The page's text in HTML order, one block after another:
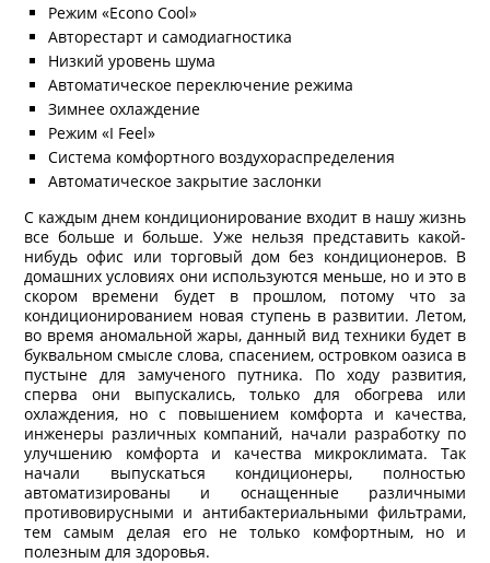
Режим «Econo Cool»
Авторестарт и самодиагностика
Низкий уровень шума
Автоматическое переключение режима
Зимнее охлаждение
Режим «I Feel»
Система комфортного воздухораспределения
Автоматическое закрытие заслонки
С каждым днем кондиционирование входит в нашу жизнь
все больше и больше. Уже нельзя представить какой-
нибудь офис или торговый дом без кондиционеров. В
домашних условиях они используются меньше, но и это в
скором времени будет в прошлом, потому что за
кондиционированием новая ступень в развитии. Летом,
во время аномальной жары, данный вид техники будет в
буквальном смысле слова, спасением, островком оазиса в
пустыне для замученого путника. По ходу развития,
сперва они выпускались, только для обогрева или
охлаждения, но с повышением комфорта и качества,
инженеры различных компаний, начали разработку по
улучшению комфорта и качества микроклимата. Так
начали выпускаться кондиционеры, полностью
автоматизированы и оснащенные различными
противовирусными и антибактериальными фильтрами,
тем самым делая его не только комфортным, но и
полезным для здоровья.